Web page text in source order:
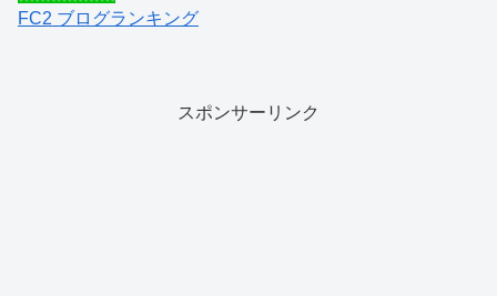
FC2 ブログランキング
スポンサーリンク